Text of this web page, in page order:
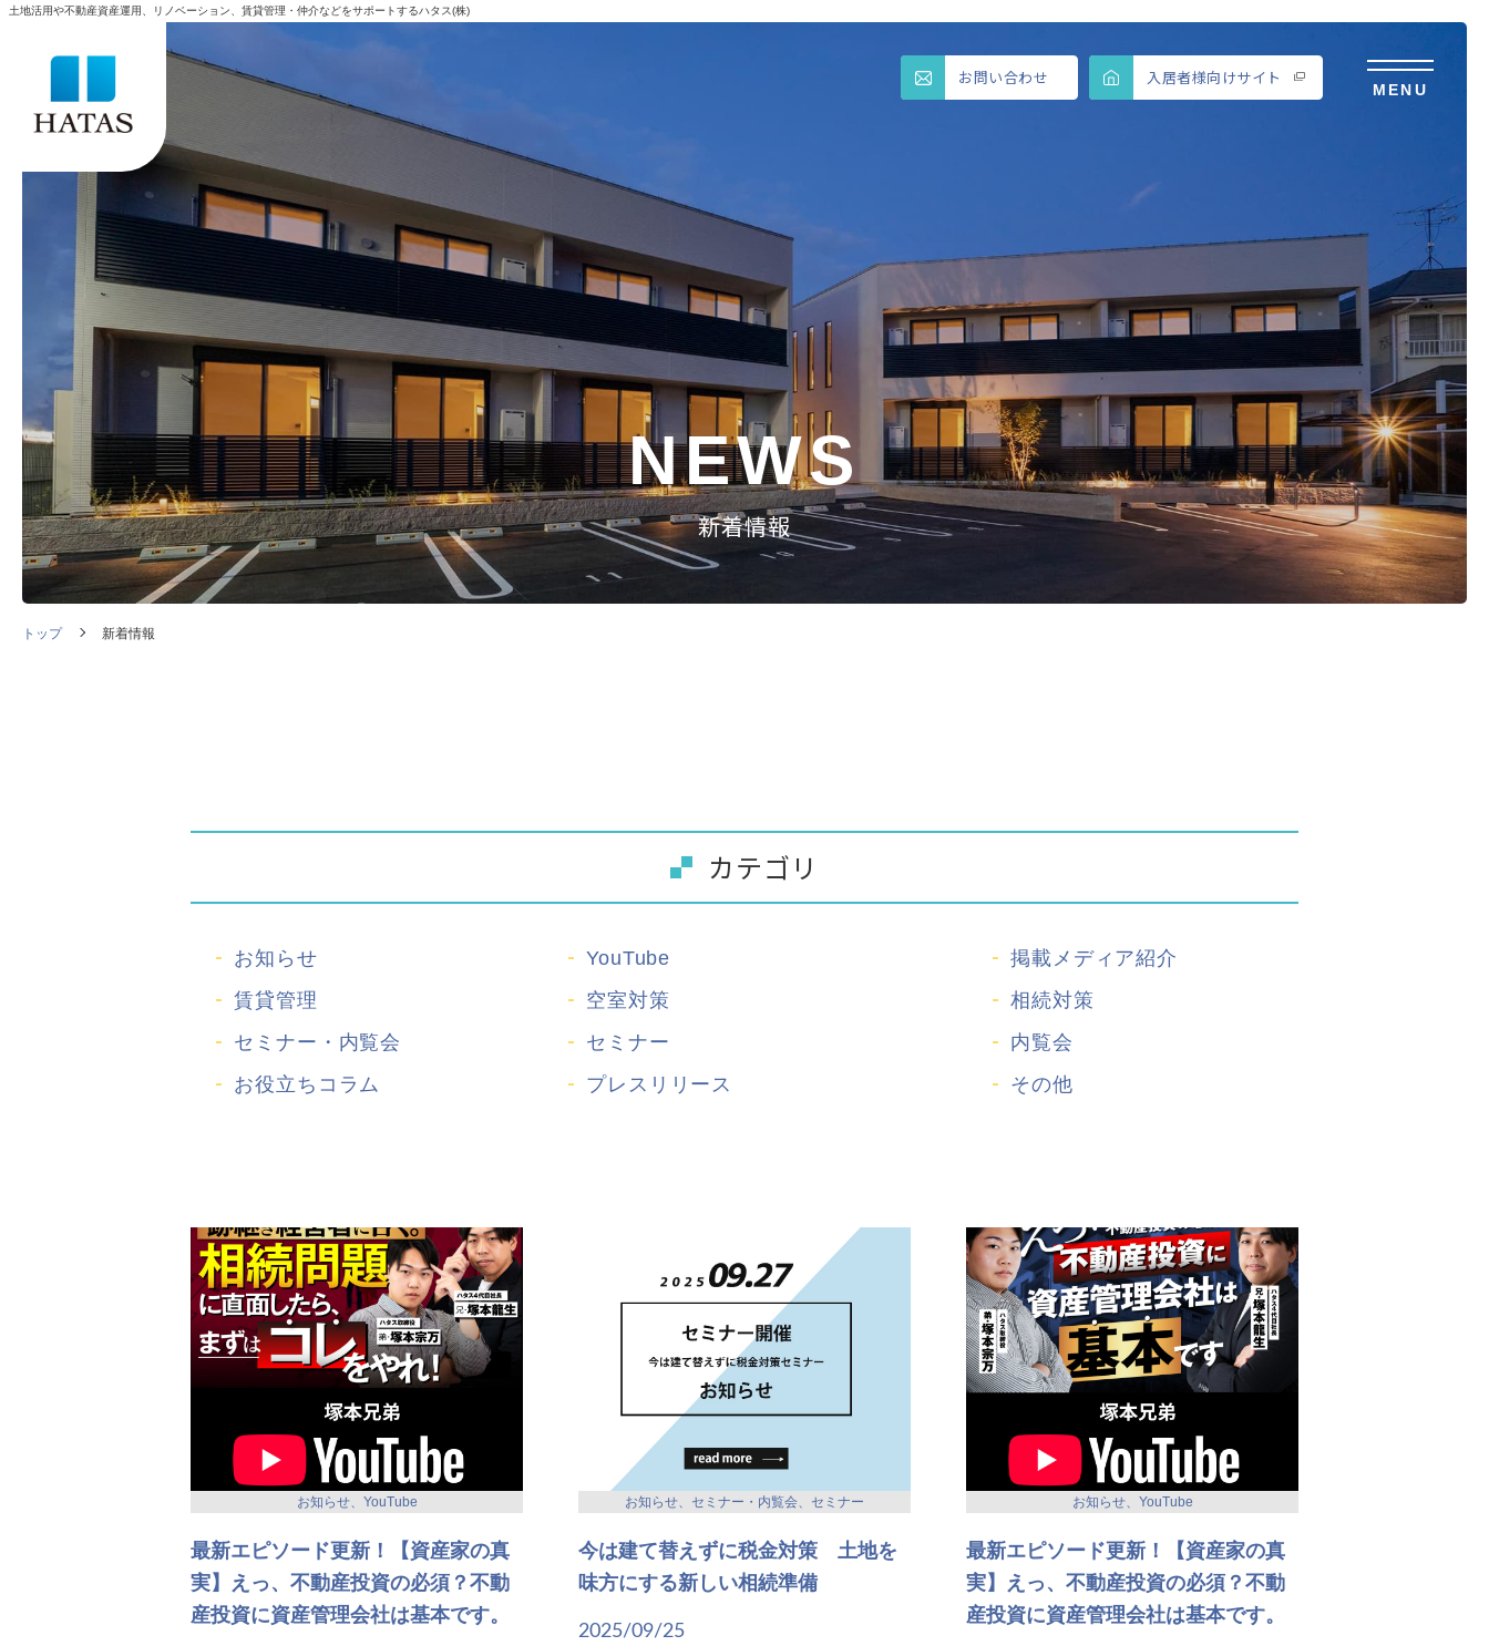
土地活用や不動産資産運用、リノベーション、賃貸管理・仲介などをサポートするハタス(株)
お問い合わせ 入居者様向けサイト
NEWS
新着情報
トップ 新着情報
カテゴリ
お知らせ YouTube
掲載メディア紹介
賃貸管理
空室対策
相続対策
セミナー・内覧会
セミナー
内覧会
お役立ちコラム
プレスリリース その他
お知らせ、YouTube
最新エピソード更新！【資産家の真
実】えっ、不動産投資の必須？不動
産投資に資産管理会社は基本です。
お知らせ、セミナー・内覧会、セミナー
今は建て替えずに税金対策 土地を
味方にする新しい相続準備
2025/09/25
お知らせ、YouTube
最新エピソード更新！【資産家の真
実】えっ、不動産投資の必須？不動
産投資に資産管理会社は基本です。